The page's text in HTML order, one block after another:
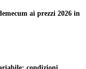
ai prezzi 2026 in